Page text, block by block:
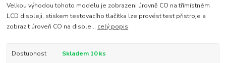
Velkou výhodou tohoto modelu je zobrazeni úrovně CO na třímístném
LCD displeji, stiskem testovacího tlačítka lze provést test přistroje a
zobrazit úroveň CO na disple... celý popis
Dostupnost
Skladem 10 ks